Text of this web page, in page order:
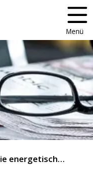
Menü
06/2008 Infokampagne stärkt die energetische Gebäudesanierung